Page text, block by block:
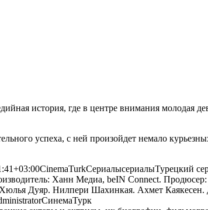
история, где в центре внимания молодая
успеха, с ней произойдет немало
CinemaTurkСериалысериалыТурецкий
Ханн Медиа, beIN Connect.
Дуяр. Нилпери Шахинкая. Ахмет
СинемаТурк